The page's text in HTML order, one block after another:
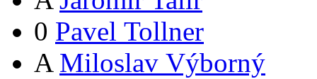
0 Pavel Tollner
A Miloslav Výborný